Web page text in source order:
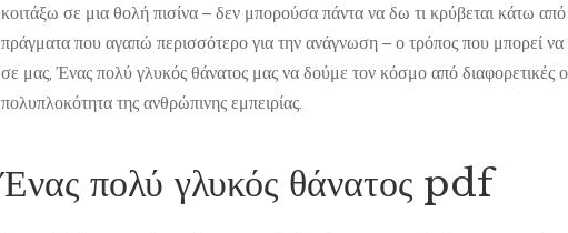
κοιτάξω σε μια θολή πισίνα – δεν μπορούσα πάντα να δω τι κρύβεται κάτω από
πράγματα που αγαπώ περισσότερο για την ανάγνωση – ο τρόπος που μπορεί
σε μας, Ένας πολύ γλυκός θάνατος μας να δούμε τον κόσμο από διαφορετικές
πολυπλοκότητα της ανθρώπινης εμπειρίας.
Ένας πολύ γλυκός θάνατος pdf